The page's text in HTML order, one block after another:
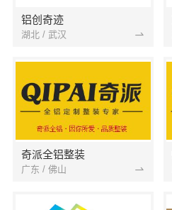
铝创奇迹
湖北 / 武汉
奇派全铝整装
广东 / 佛山